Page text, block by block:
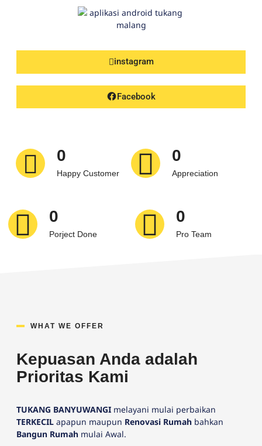
instagram
Facebook
0
Happy Customer
0
Appreciation
0
Porject Done
0
Pro Team
WHAT WE OFFER
Kepuasan Anda adalah
Prioritas Kami
TUKANG BANYUWANGI melayani mulai perbaikan
TERKECIL apapun maupun Renovasi Rumah bahkan
Bangun Rumah mulai Awal.